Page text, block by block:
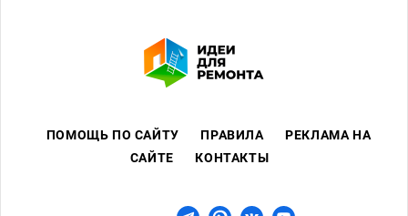
ПОМОЩЬ ПО САЙТУ ПРАВИЛА
РЕКЛАМА НА
САЙТЕ
КОНТАКТЫ